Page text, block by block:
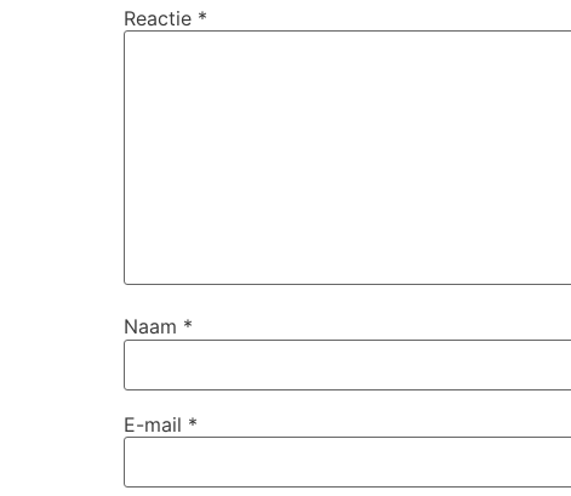
Reactie *
Naam *
E-mail *